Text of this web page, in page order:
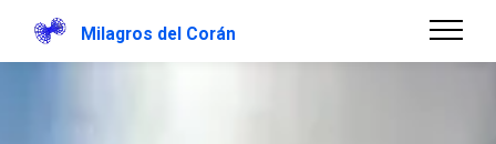
Milagros del Corán